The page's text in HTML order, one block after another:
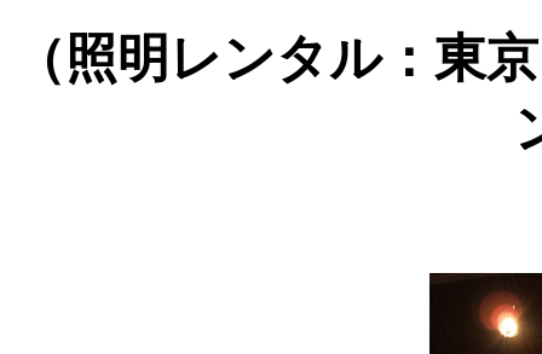
（照明レンタル：東